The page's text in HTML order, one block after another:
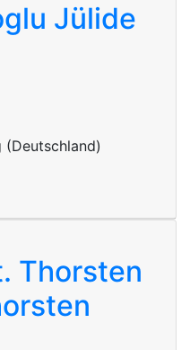
Jülide
Thorsten